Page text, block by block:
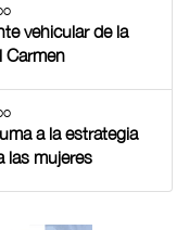
vehicular de la
Carmen
a la estrategia
las mujeres